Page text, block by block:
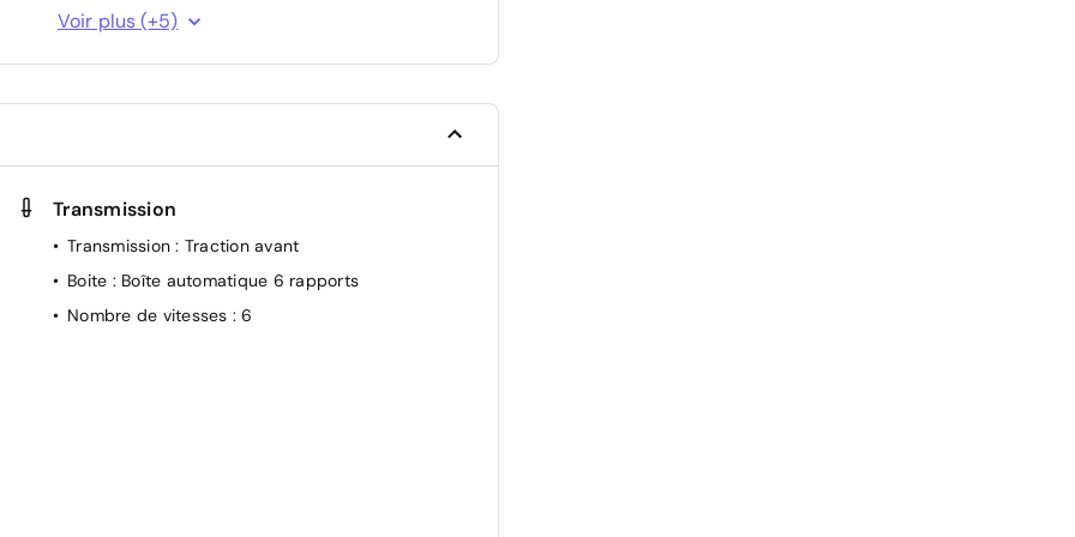
Système de reconnaissance du conducteur
Voir plus (+5)
Transmission
Transmission: Traction avant
Boite : Boîte automatique 6 rapports
Nombre de vitesses : 6